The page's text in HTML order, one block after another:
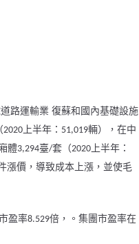
路運輸業 復蘇和國內基礎設施
2020 上半年： 51,019輛），在中
體3,294臺/套（2020 上半年：
漲價，導致成本上漲 ，並使毛
盈率8.529倍，。集團市盈率在